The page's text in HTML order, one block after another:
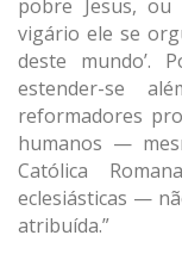
pobre Jesus, ou
vigário ele se
deste mundo’.
estender-se
reformadores
humanos —
Católica
eclesiásticas —
atribuída.”